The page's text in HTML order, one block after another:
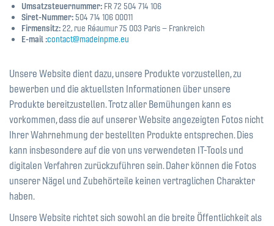
Umsatzsteuernummer: FR 72 504 714 106
Siret-Nummer:504 714 106 00011
Firmensitz:22, rue Réaumur 75 003 Paris – Frankreich
E-mail :contact@madeinpme.eu
Unsere Website dient dazu, unsere Produkte vorzustellen, zu
bewerben und die aktuellsten Informationen über unsere
Produkte bereitzustellen. Trotz aller Bemühungen kann es
vorkommen, dass die auf unserer Website angezeigten Fotos nicht
Ihrer Wahrnehmung der bestellten Produkte entsprechen. Dies
kann insbesondere auf die von uns verwendeten IT-Tools und
digitalen Verfahren zurückzuführen sein. Daher können die Fotos
unserer Nägel und Zubehörteile keinen vertraglichen Charakter
haben.
Unsere Website richtet sich sowohl an die breite Öffentlichkeit als